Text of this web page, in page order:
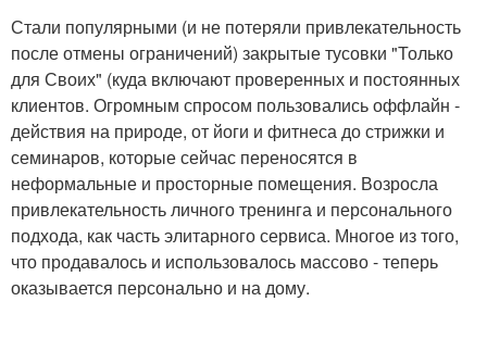
Стали популярными (и не потеряли привлекательность
после отмены ограничений) закрытые тусовки "Только
для Своих" (куда включают проверенных и постоянных
клиентов. Огромным спросом пользовались оффлайн -
действия на природе, от йоги и фитнеса до стрижки и
семинаров, которые сейчас переносятся в
неформальные и просторные помещения. Возросла
привлекательность личного тренинга и персонального
подхода, как часть элитарного сервиса. Многое из того,
что продавалось и использовалось массово - теперь
оказывается персонально и на дому.